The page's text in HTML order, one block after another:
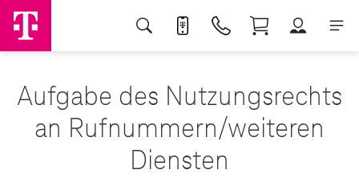
Aufgabe des Nutzungsrechts
an Rufnummern/weiteren
Diensten